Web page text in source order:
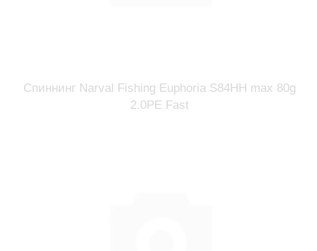
Спиннинг Narval Fishing Euphoria S84HH max 80g
2.0PE Fast